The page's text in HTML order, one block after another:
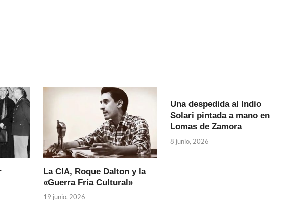
La CIA, Roque Dalton y la
«Guerra Fría Cultural»
19 junio, 2026
Una despedida al Indio
Solari pintada a mano en
Lomas de Zamora
8 junio, 2026